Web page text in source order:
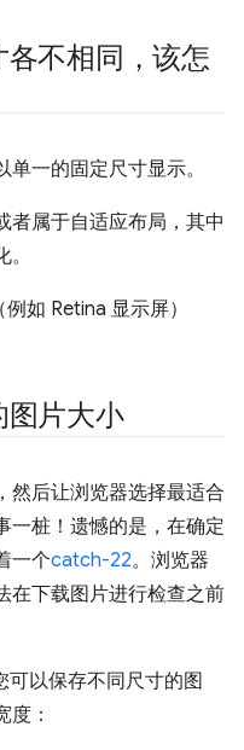
不相同，该怎
一的固定尺寸显示。
者属于自适应布局，其中
如 Retina 显示屏）
图片大小
然后让浏览器选择最适合
一桩！遗憾的是，在确定
一个catch-22。浏览器
在下载图片进行检查之前
可以保存不同尺寸的图
度：